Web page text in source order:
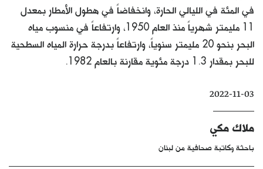
دفاتر
بالصورة
كتّابنا
الأرشيف
في المئة في الليالي الحارة، وانخفاضاً في هطول الأمطار بمعدل
11 مليمتر شهرياً منذ العام 1950، وارتفاعاً في منسوب مياه
البحر بنحو 20 مليمتر سنوياً، وارتفاعاً بدرجة حرارة المياه السطحية
للبحر بمقدار 1.3 درجة مئوية مقارنة بالعام 1982.
2022-11-03
ملاك مكي
باحثة وكاتبة صحافية من لبنان